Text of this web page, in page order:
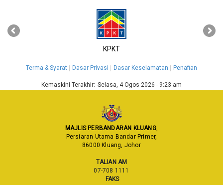
KPKT
‹ ›
Terma & Syarat Dasar Privasi Dasar Keselamatan Penafian
Kemaskini Terakhir: Selasa, 4 Ogos 2026 - 9:23 am
MAJLIS PERBANDARAN KLUANG,
Persiaran Utama Bandar Primer,
86000 Kluang, Johor
TALIAN AM
07-708 1111
FAKS